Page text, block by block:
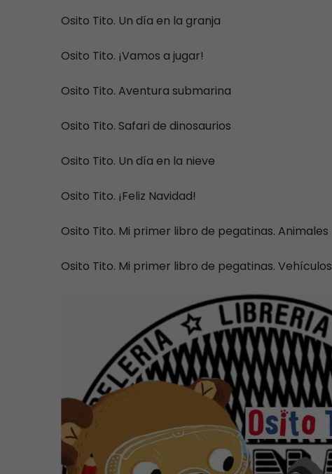
Osito Tito. Un día en la granja
Osito Tito. ¡Vamos a jugar!
Osito Tito. Aventura submarina
Osito Tito. Safari de dinosaurios
Osito Tito. Un día en la nieve
Osito Tito. ¡Feliz Navidad!
Osito Tito. Mi primer libro de pegatinas. Animales
Osito Tito. Mi primer libro de pegatinas. Vehículos